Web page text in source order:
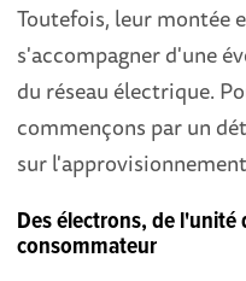
Toutefois, leur montée
s'accompagner d'une
du réseau électrique.
commençons par un
sur
Des électrons, de
consommateur